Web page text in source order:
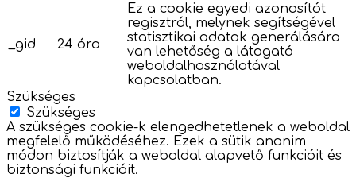
_gid 24 óra
Ez a cookie egyedi azonosítót
regisztrál, melynek segítségével
statisztikai adatok generálására
van lehetőség a látogató
weboldalhasználatával
kapcsolatban.
Szükséges
Szükséges
A szükséges cookie-k elengedhetetlenek a weboldal
megfelelő működéséhez. Ezek a sütik anonim
módon biztosítják a weboldal alapvető funkcióit és
biztonsági funkcióit.